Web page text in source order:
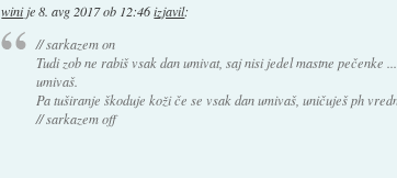
winije8. avg 2017 ob 12:46 izjavil:
// sarkazem on
Tudi zob ne rabiš vsak dan umivat, saj nisi jedel mastne pečenke
umivaš.
Pa tuširanje škoduje koži če se vsak dan umivaš, uničuješ ph
// sarkazem off